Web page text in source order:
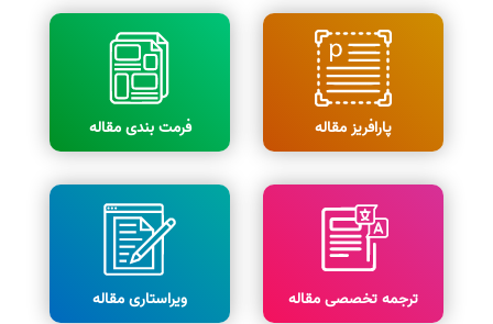
پارافریز مقاله فرمت بندی مقاله
ترجمه تخصصی مقاله ویراستاری مقاله